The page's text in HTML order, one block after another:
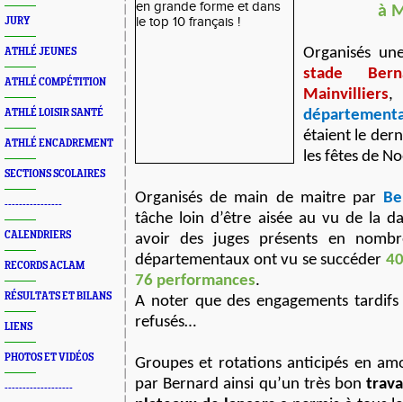
JURY
ATHLÉ JEUNES
ATHLÉ COMPÉTITION
ATHLÉ LOISIR SANTÉ
ATHLÉ ENCADREMENT
SECTIONS SCOLAIRES
----------------
CALENDRIERS
RECORDS ACLAM
RÉSULTATS ET BILANS
LIENS
PHOTOS ET VIDÉOS
-------------------
à
Organisés
stade
Mainvilliers,
étaient le
les fêtes de
Organisés de main de maitre par
tâche loin d’être aisée au vu de la
avoir des juges présents en
départementaux ont vu se succéder
76 performances.
A noter que des engagements
refusés…
Groupes et rotations anticipés en
par Bernard ainsi qu’un très bon